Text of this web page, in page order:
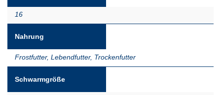
16
Nahrung
Frostfutter, Lebendfutter, Trockenfutter
Schwarmgröße